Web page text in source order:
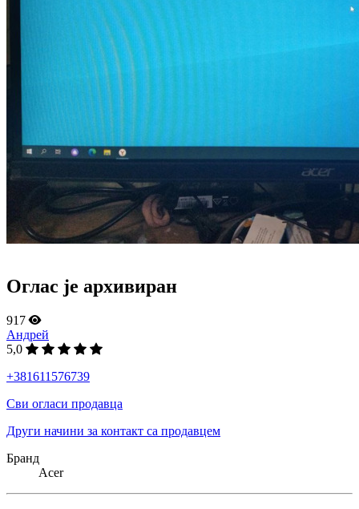
Оглас је архивиран
917
Андрей
5,0
+381611576739
Сви огласи продавца
Други начини за контакт са продавцем
Бранд
Acer